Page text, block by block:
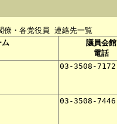
僚・各党役員 連絡先一覧
議員会館
電話
03-3508-7172
03-3508-7446